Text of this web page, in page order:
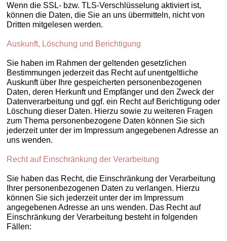
Wenn die SSL- bzw. TLS-Verschlüsselung aktiviert ist,
können die Daten, die Sie an uns übermitteln, nicht von
Dritten mitgelesen werden.
Auskunft, Löschung und Berichtigung
Sie haben im Rahmen der geltenden gesetzlichen
Bestimmungen jederzeit das Recht auf unentgeltliche
Auskunft über Ihre gespeicherten personenbezogenen
Daten, deren Herkunft und Empfänger und den Zweck der
Datenverarbeitung und ggf. ein Recht auf Berichtigung oder
Löschung dieser Daten. Hierzu sowie zu weiteren Fragen
zum Thema personenbezogene Daten können Sie sich
jederzeit unter der im Impressum angegebenen Adresse an
uns wenden.
Recht auf Einschränkung der Verarbeitung
Sie haben das Recht, die Einschränkung der Verarbeitung
Ihrer personenbezogenen Daten zu verlangen. Hierzu
können Sie sich jederzeit unter der im Impressum
angegebenen Adresse an uns wenden. Das Recht auf
Einschränkung der Verarbeitung besteht in folgenden
Fällen: